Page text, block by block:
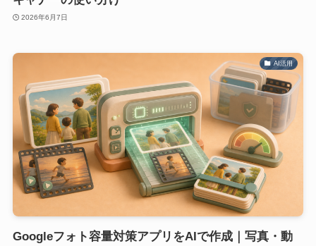
2026年6月7日
AI活用
Googleフォト容量対策アプリをAIで作成｜写真・動